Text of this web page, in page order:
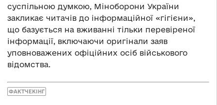
суспільною думкою, Міноборони України
закликає читачів до інформаційної «гігієни»,
що базується на вживанні тільки перевіреної
інформації, включаючи оригінали заяв
уповноважених офіційних осіб військового
відомства.
ФАКТЧЕКІНГ